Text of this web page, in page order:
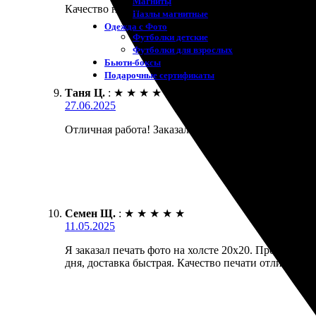
Пазлы магнитные
Одежда с Фото
Футболки детские
Футболки для взрослых
Бьюти-боксы
Подарочные сертификаты
Качество на высоте, фото яркое. Всё вовремя,
Таня Ц. : ★ ★ ★ ★ ★
27.06.2025
Отличная работа! Заказала фото на холсте,
Семен Щ. : ★ ★ ★ ★ ★
11.05.2025
Я заказал печать фото на холсте 20х20. Процесс
дня, доставка быстрая. Качество печати